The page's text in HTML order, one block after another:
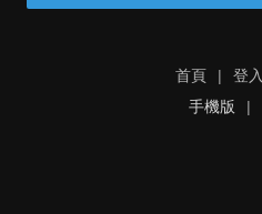
首頁 | 登入
手機版
|